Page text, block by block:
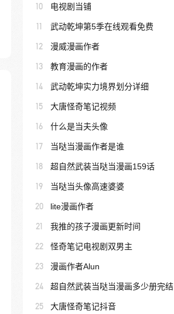
10 电视剧当铺
11 武动乾坤第5季在线观看免费
12 漫威漫画作者
13 教育漫画的作者
14 武动乾坤实力境界划分详细
15 大唐怪奇笔记视频
16 什么是当夫头像
17 当哒当漫画作者是谁
18 超自然武装当哒当漫画159话
19 当哒当头像高速婆婆
20 lite漫画作者
21 我推的孩子漫画更新时间
22 怪奇笔记电视剧双男主
23 漫画作者Alun
24 超自然武装当哒当漫画多少册完结
25 大唐怪奇笔记抖音